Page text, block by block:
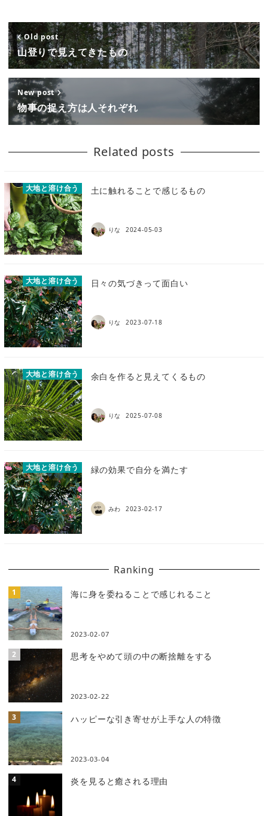
Old post
山登りで見えてきたもの
New post
物事の捉え方は人それぞれ
Related posts
大地と溶け合う 土に触れることで感じるもの
りな 2024-05-03
大地と溶け合う 日々の気づきって面白い
りな 2023-07-18
大地と溶け合う 余白を作ると見えてくるもの
りな 2025-07-08
大地と溶け合う 緑の効果で自分を満たす
みわ 2023-02-17
Ranking
海に身を委ねることで感じれること
2023-02-07
思考をやめて頭の中の断捨離をする
2023-02-22
ハッピーな引き寄せが上手な人の特徴
2023-03-04
炎を見ると癒される理由